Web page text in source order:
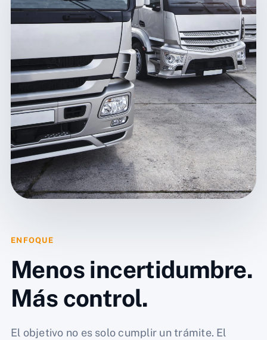
ENFOQUE
Menos incertidumbre.
Más control.
El objetivo no es solo cumplir un trámite. El